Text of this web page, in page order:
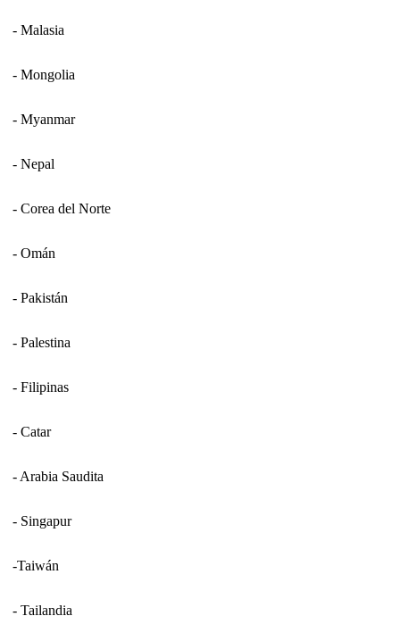
- Malasia
- Mongolia
- Myanmar
- Nepal
- Corea del Norte
- Omán
- Pakistán
- Palestina
- Filipinas
- Catar
- Arabia Saudita
- Singapur
-Taiwán
- Tailandia